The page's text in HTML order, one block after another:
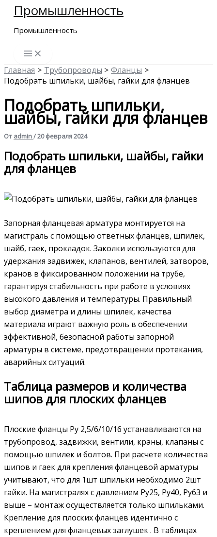
Перейти
содержимому
Промышленность
Промышленность
Главная Трубопроводы
Фланцы
Подобрать шпильки, шайбы, гайки для фланцев
Подобрать шпильки,
шайбы, гайки для фланцев
От admin/20 февраля 2024
Подобрать шпильки, шайбы, гайки
для фланцев
Запорная фланцевая арматура монтируется на
магистраль с помощью ответных фланцев, шпилек,
шайб, гаек, прокладок. Заколки используются для
удержания задвижек, клапанов, вентилей, затворов,
кранов в фиксированном положении на трубе,
гарантируя стабильность при работе в условиях
высокого давления и температуры. Правильный
выбор диаметра и длины шпилек, качества
материала играют важную роль в обеспечении
эффективной, безопасной работы запорной
арматуры в системе, предотвращении протекания,
аварийных ситуаций.
Таблица размеров и количества
шипов для плоских фланцев
Плоские фланцы Ру 2,5/6/10/16 устанавливаются на
трубопровод, задвижки, вентили, краны, клапаны с
помощью шпилек и болтов. При расчете количества
шипов и гаек для крепления фланцевой арматуры
учитывают, что для 1шт шпильки необходимо 2шт
гайки. На магистралях с давлением Ру25, Ру40, Ру63 и
выше – монтаж осуществляется только шпильками.
Крепление для плоских фланцев идентично с
креплением для фланцевых заглушек . В таблицах